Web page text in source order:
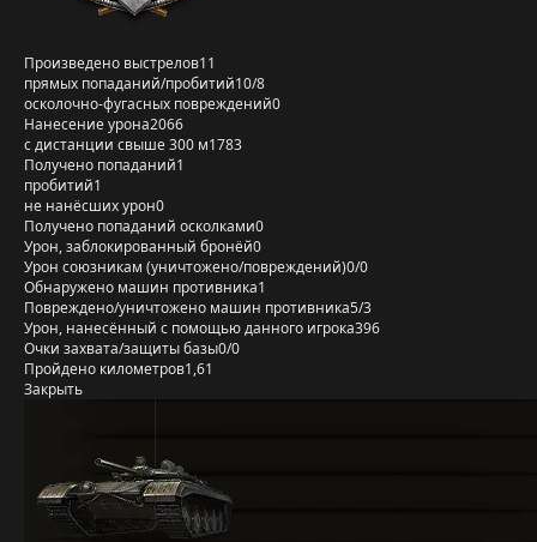
Произведено выстрелов11
прямых попаданий/пробитий10/8
осколочно-фугасных повреждений0
Нанесение урона2066
с дистанции свыше 300 м1783
Получено попаданий1
пробитий1
не нанёсших урон0
Получено попаданий осколками0
Урон, заблокированный бронёй0
Урон союзникам (уничтожено/повреждений)0/0
Обнаружено машин противника1
Повреждено/уничтожено машин противника5/3
Урон, нанесённый с помощью данного игрока396
Очки захвата/защиты базы0/0
Пройдено километров1,61
Закрыть